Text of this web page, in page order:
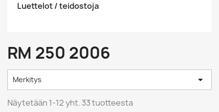
Luettelot / teidostoja
RM 250 2006
Merkitys 
Näytetään 1-12 yht. 33 tuotteesta